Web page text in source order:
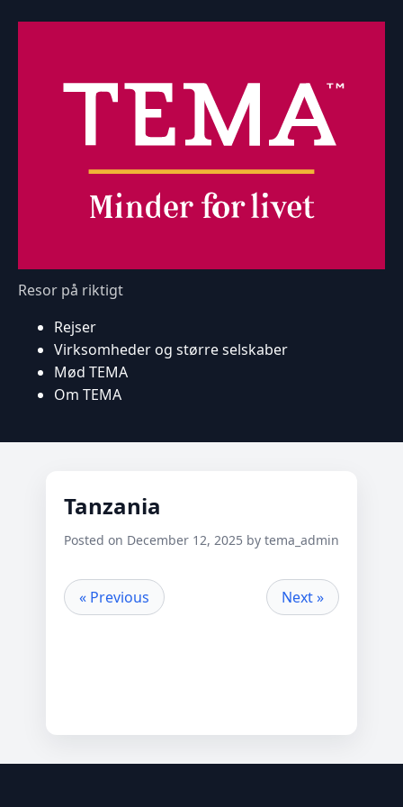
Resor på riktigt
Rejser
Virksomheder og større selskaber
Mød TEMA
Om TEMA
Tanzania
Posted on December 12, 2025 by tema_admin
« Previous Next »